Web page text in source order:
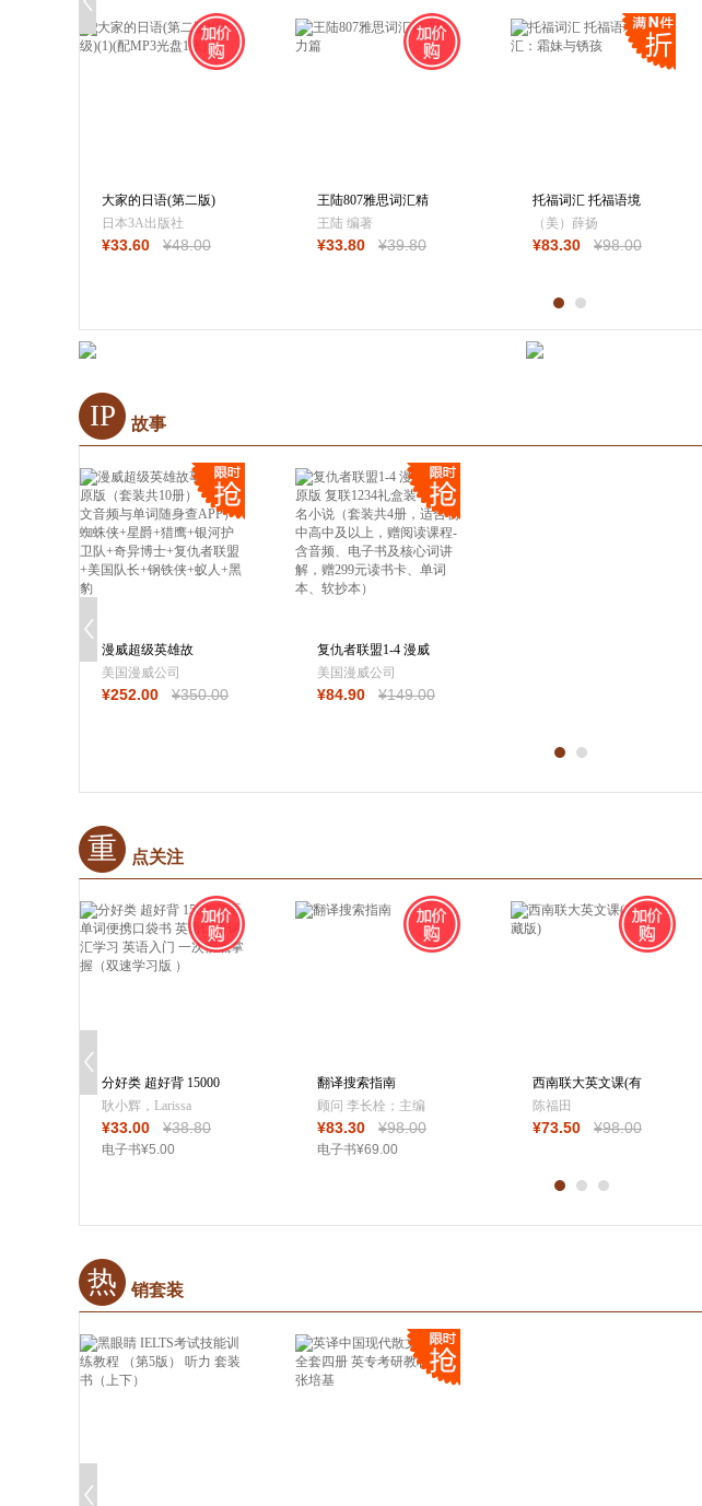
大家的日语(第二版)
(初级)(1)(配MP
日本3A出版社
¥33.60 ¥48.00
王陆807雅思词汇精
讲听力篇
王陆 编著
¥33.80 ¥39.80
托福词汇 托福语境
词汇：霜妹与锈
（美）薛扬
¥83.30 ¥98.00
IP 故事
漫威超级英雄故
事 英文原版（套装
美国漫威公司
¥252.00 ¥350.00
复仇者联盟1-4 漫威
英文原版 复联1
美国漫威公司
¥84.90 ¥149.00
重 点关注
分好类 超好背 15000
英语单词便携
耿小辉，Larissa
Cherry（加），
Jordan
外语教学研究组
¥33.00 ¥38.80
电子书¥5.00
翻译搜索指南
顾问 李长栓；主编
王华树；副主编 刘
世界、张成智
¥83.30 ¥98.00
电子书¥69.00
西南联大英文课(有
声珍藏版)
陈福田
¥73.50 ¥98.00
热 销套装